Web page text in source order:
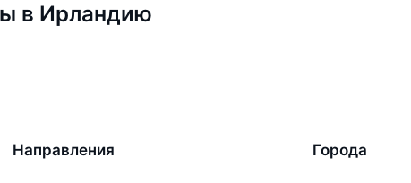
в Ирландию
Направления Города